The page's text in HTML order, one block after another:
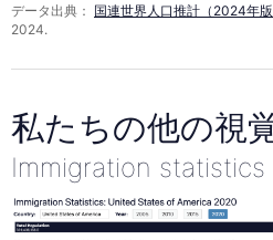
データ出典： 国連世界人口推計（2024年版
2024.
私たちの他の視
Immigration